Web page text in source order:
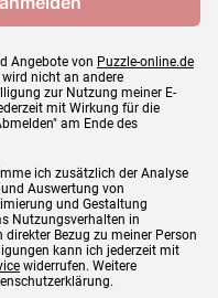
Angebote von Puzzle-online.de
wird nicht an andere
zur Nutzung meiner E-
mit Wirkung für die
am Ende des
ich zusätzlich der Analyse
Auswertung von
und Gestaltung
Nutzungsverhalten in
Bezug zu meiner Person
kann ich jederzeit mit
widerrufen. Weitere